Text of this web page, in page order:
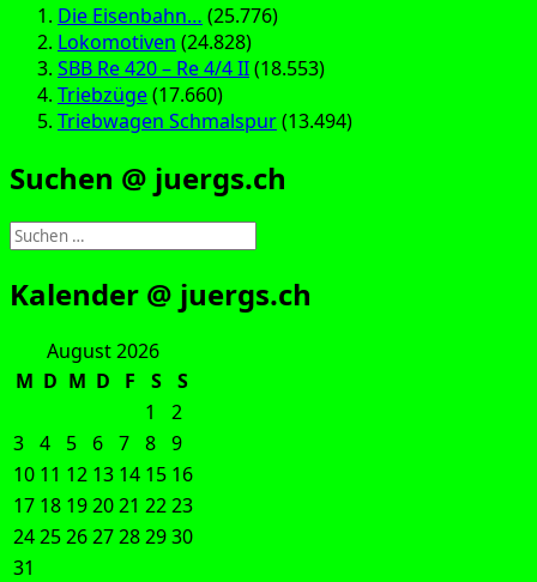
Die Eisenbahn… (25.776)
Lokomotiven (24.828)
SBB Re 420 – Re 4/4 II(18.553)
Triebzüge(17.660)
Triebwagen Schmalspur(13.494)
Suchen @ juergs.ch
Suchen
nach:
Kalender @ juergs.ch
August 2026
M D M D F S
S
1
2
3 4 5 6 7 8 9
10 11 12 13 14 15 16
17 18 192021 2223
24252627282930
31